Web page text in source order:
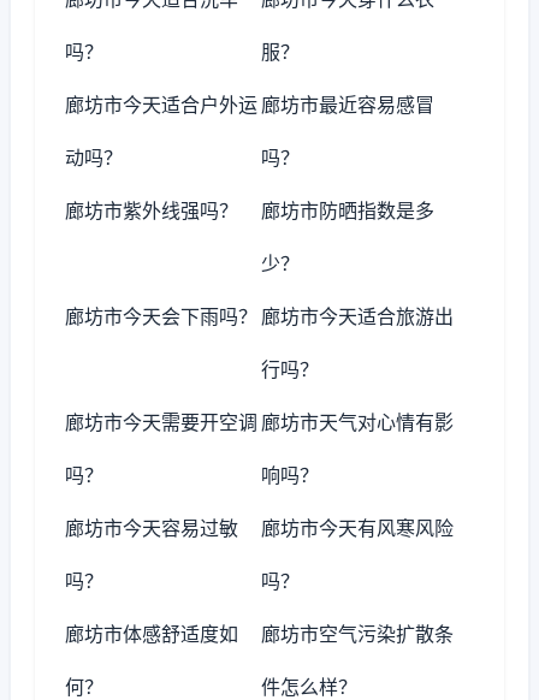
吗？ 服？
廊坊市今天适合户外运
动吗？
廊坊市最近容易感冒
吗？
廊坊市紫外线强吗？ 廊坊市防晒指数是多
少？
廊坊市今天会下雨吗？ 廊坊市今天适合旅游出
行吗？
廊坊市今天需要开空调
吗？
廊坊市天气对心情有影
响吗？
廊坊市今天容易过敏
吗？
廊坊市今天有风寒风险
吗？
廊坊市体感舒适度如
何？
廊坊市空气污染扩散条
件怎么样？